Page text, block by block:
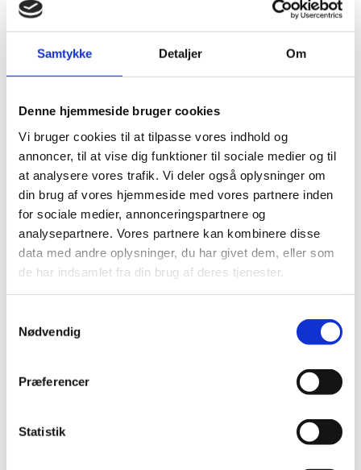
Samtykke Detaljer Om
Denne hjemmeside bruger cookies
Vi bruger cookies til at tilpasse vores indhold og
annoncer, til at vise dig funktioner til sociale medier og til
at analysere vores trafik. Vi deler også oplysninger om
din brug af vores hjemmeside med vores partnere inden
for sociale medier, annonceringspartnere og
analysepartnere. Vores partnere kan kombinere disse
data med andre oplysninger, du har givet dem, eller som
de har indsamlet fra din brug af deres tjenester.
Nødvendig
Præferencer
Statistik
God service og hurtig levering, når du bestiller strikkegarn
online
HosTante Grøn CPH
kan du altid forvente personlig service og
hurtig levering, når du handler i vores webshop – uanset om du
ekstra god handel.
Vi bestræber os på at give dig den bedste kundeoplevelse –
både online og i vores fysiske butik på Frederiksberg. Her kan du
gå på opdagelse i et inspirerende univers fyldt med produkter,
du ikke finder andre steder, og få kyndig vejledning, gode råd og
hjælp til dit næste strikke- eller hækleprojekt.
Vægt 0,025 kg
Anmeldelser
Vær den første til at anmelde “Tynn Silk
Din e-mailadresse vil ikke blive publiceret.
Krævede felter er